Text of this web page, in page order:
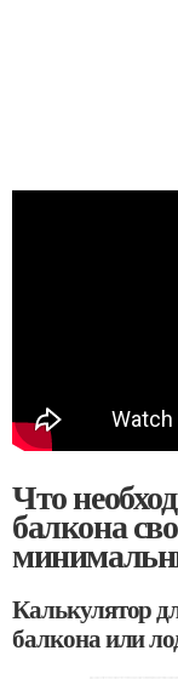
Что
балкона
Калькулятор
балкона или